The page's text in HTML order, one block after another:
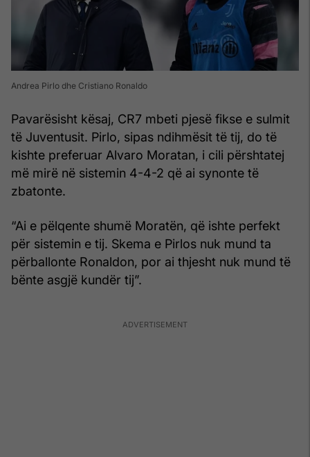
Andrea Pirlo dhe Cristiano Ronaldo
Pavarësisht kësaj, CR7 mbeti pjesë fikse e sulmit
të Juventusit. Pirlo, sipas ndihmësit të tij, do të
kishte preferuar Alvaro Moratan, i cili përshtatej
më mirë në sistemin 4-4-2 që ai synonte të
zbatonte.
“Ai e pëlqente shumë Moratën, që ishte perfekt
për sistemin e tij. Skema e Pirlos nuk mund ta
përballonte Ronaldon, por ai thjesht nuk mund të
bënte asgjë kundër tij”.